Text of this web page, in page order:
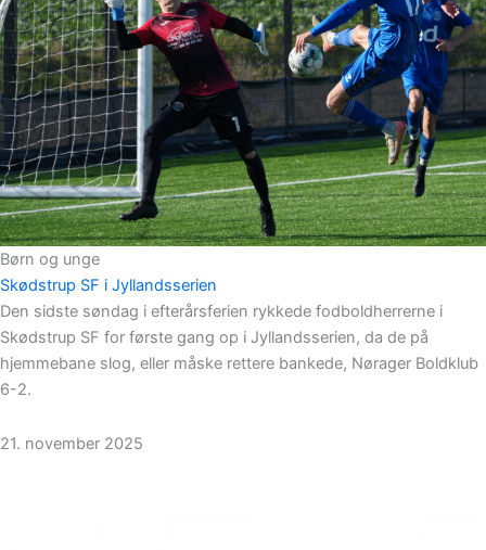
Børn og unge
Skødstrup SF i Jyllandsserien
Den sidste søndag i efterårsferien rykkede fodboldherrerne i
Skødstrup SF for første gang op i Jyllandsserien, da de på
hjemmebane slog, eller måske rettere bankede, Nørager Boldklub
6-2.
21. november 2025